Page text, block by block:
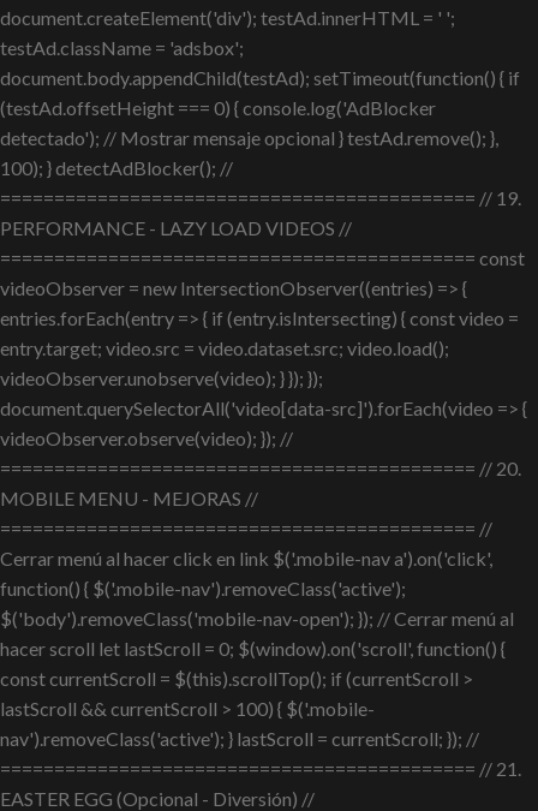
document.createElement('div'); testAd.innerHTML = ' ';
testAd.className = 'adsbox';
document.body.appendChild(testAd); setTimeout(function() { if
(testAd.offsetHeight === 0) { console.log('AdBlocker
detectado'); // Mostrar mensaje opcional } testAd.remove(); },
100); } detectAdBlocker(); //
============================================ // 19.
PERFORMANCE - LAZY LOAD VIDEOS //
============================================ const
videoObserver = new IntersectionObserver((entries) => {
entries.forEach(entry => { if (entry.isIntersecting) { const video =
entry.target; video.src = video.dataset.src; video.load();
videoObserver.unobserve(video); } }); });
document.querySelectorAll('video[data-src]').forEach(video => {
videoObserver.observe(video); }); //
============================================ // 20.
MOBILE MENU - MEJORAS //
============================================ //
Cerrar menú al hacer click en link $('.mobile-nav a').on('click',
function() { $('.mobile-nav').removeClass('active');
$('body').removeClass('mobile-nav-open'); }); // Cerrar menú al
hacer scroll let lastScroll = 0; $(window).on('scroll', function() {
const currentScroll = $(this).scrollTop(); if (currentScroll >
lastScroll && currentScroll > 100) { $('.mobile-
nav').removeClass('active'); } lastScroll = currentScroll; }); //
============================================ // 21.
EASTER EGG (Opcional - Diversión) //